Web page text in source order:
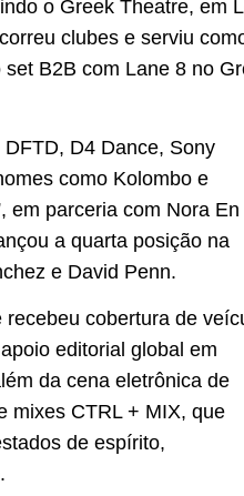
o Greek Theatre, em
clubes e serviu
B2B com Lane 8 no
D4 Dance, Sony
como Kolombo e
em parceria com Nora En
a quarta posição na
e David Penn.
cobertura de
editorial global em
da cena eletrônica de
mixes CTRL + MIX, que
de espírito,